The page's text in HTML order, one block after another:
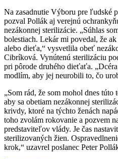
Na zasadnutie Výboru pre ľudské
pozval Pollák aj verejnú
nezákonnej sterilizácie. „Súhlas
bolestiach. Lekár mi povedal, že
alebo dieťa,“ vysvetlila obeť
Cibríková. Vynútenú sterilizáciu
pri pôrode druhého dieťaťa.
modlím, aby jej neurobili to, čo
„Som rád, že som mohol dnes
aby sa obetiam nezákonnej
krivdy, ktoré na týchto ženách
toho zvolám rokovanie a pozvem
predstaviteľov vlády. Je čas
sterilizovaných žien.
krok,“ uzavrel poslanec Peter